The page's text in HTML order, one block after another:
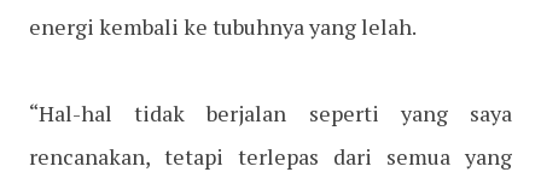
energi kembali ke tubuhnya yang lelah.
“Hal-hal tidak berjalan seperti yang saya
rencanakan, tetapi terlepas dari semua yang